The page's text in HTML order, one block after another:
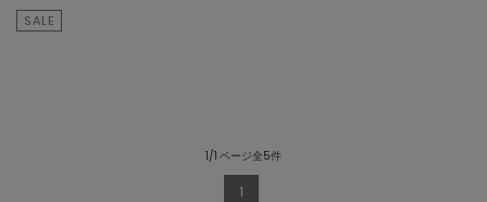
SALE
1/1 ページ全5件
1